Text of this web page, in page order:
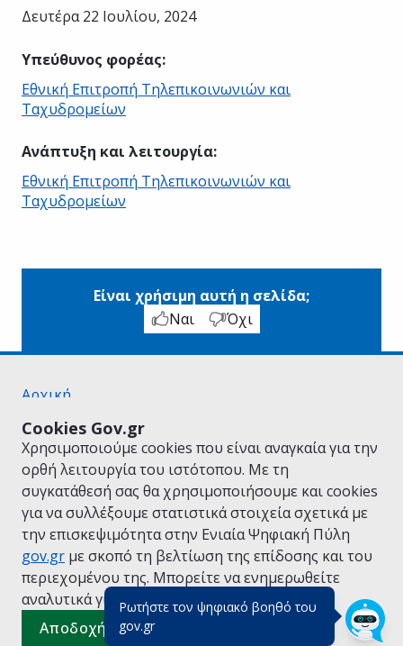
Ρωτήστε τον ψηφιακό βοηθό του
gov.gr(πάτησε για κλείσιμο)
Cookies Gov.gr
Χρησιμοποιούμε cookies που είναι αναγκαία για την
ορθή λειτουργία του ιστότοπου. Με τη
συγκατάθεσή σας θα χρησιμοποιήσουμε και cookies
για να συλλέξουμε στατιστικά στοιχεία σχετικά με
την επισκεψιμότητα στην Ενιαία Ψηφιακή Πύλη
gov.gr με σκοπό τη βελτίωση της επίδοσης και του
περιεχομένου της. Μπορείτε να ενημερωθείτε
αναλυτικά για την Πολιτική Cookies.
Αποδοχή όλων
Δευτέρα 22 Ιουλίου, 2024
Υπεύθυνος φορέας:
Εθνική Επιτροπή Τηλεπικοινωνιών και
Ταχυδρομείων
Ανάπτυξη και λειτουργία:
Εθνική Επιτροπή Τηλεπικοινωνιών και
Ταχυδρομείων
Είναι χρήσιμη αυτή η σελίδα;
Ναι
Όχι
Αρχική
Όροι Χρήσης
Πολιτική Απορρήτου
Δήλωση προσβασιμότητας
Πολιτική cookies
Προτάσεις για το gov.gr
Υλοποίηση από το Υπουργείο Ψηφιακής
Διακυβέρνησης
Ελληνικά |Αγγλικά